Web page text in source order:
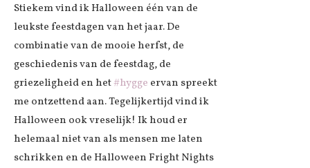
Stiekem vind ik Halloween één van de
leukste feestdagen van het jaar. De
combinatie van de mooie herfst, de
geschiedenis van de feestdag, de
griezeligheid en het#hygge ervan spreekt
me ontzettend aan. Tegelijkertijd vind ik
Halloween ook vreselijk! Ik houd er
helemaal niet van als mensen me laten
schrikken en de Halloween Fright Nights